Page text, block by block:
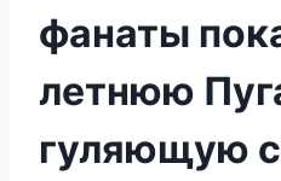
фанаты
летнюю
гуляющую